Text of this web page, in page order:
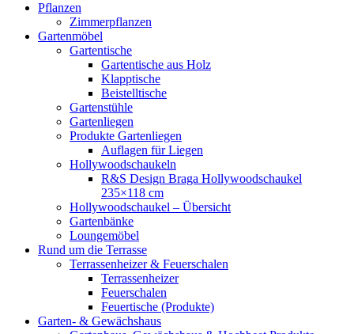
Pflanzen
Zimmerpflanzen
Gartenmöbel
Gartentische
Gartentische aus Holz
Klapptische
Beistelltische
Gartenstühle
Gartenliegen
Produkte Gartenliegen
Auflagen für Liegen
Hollywoodschaukeln
R&S Design Braga Hollywoodschaukel
235×118 cm
Hollywoodschaukel – Übersicht
Gartenbänke
Loungemöbel
Rund um die Terrasse
Terrassenheizer & Feuerschalen
Terrassenheizer
Feuerschalen
Feuertische (Produkte)
Garten- & Gewächshaus